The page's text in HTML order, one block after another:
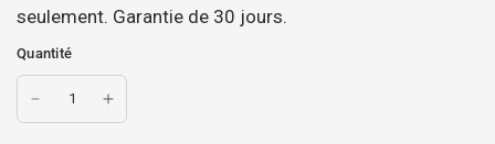
seulement. Garantie de 30 jours.
Quantité